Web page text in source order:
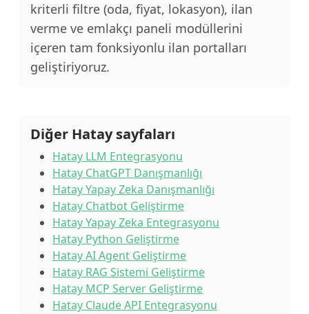
kriterli filtre (oda, fiyat, lokasyon), ilan
verme ve emlakçı paneli modüllerini
içeren tam fonksiyonlu ilan portalları
geliştiriyoruz.
Diğer Hatay sayfaları
Hatay LLM Entegrasyonu
Hatay ChatGPT Danışmanlığı
Hatay Yapay Zeka Danışmanlığı
Hatay Chatbot Geliştirme
Hatay Yapay Zeka Entegrasyonu
Hatay Python Geliştirme
Hatay AI Agent Geliştirme
Hatay RAG Sistemi Geliştirme
Hatay MCP Server Geliştirme
Hatay Claude API Entegrasyonu